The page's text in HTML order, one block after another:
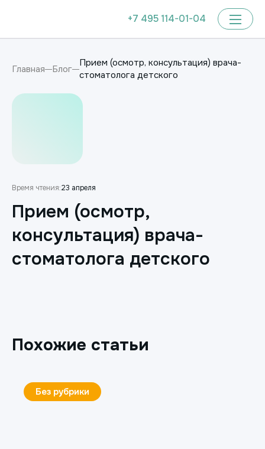
+7 495 114-01-04
Главная Блог
Прием (осмотр, консультация) врача-
стоматолога детского
Время чтения:23 апреля
Прием (осмотр,
консультация) врача-
стоматолога детского
Похожие статьи
Без рубрики